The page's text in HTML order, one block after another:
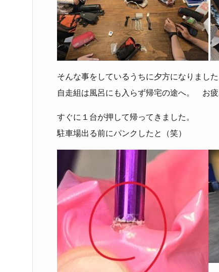
そんな事をしているうちに夕方になりました
自走組は風呂にも入らず帰宅の途へ。 お疲
すぐに１台が押して帰ってきました。
駐車場出る前にパンクしたと（笑）